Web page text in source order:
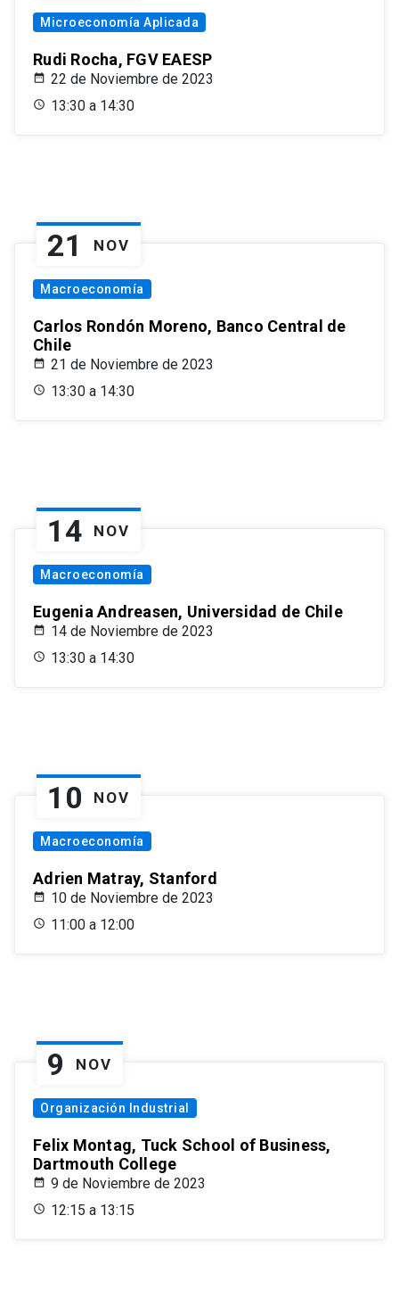
Microeconomía Aplicada
Rudi Rocha, FGV EAESP
22 de Noviembre de 2023
13:30 a 14:30
21 NOV
Macroeconomía
Carlos Rondón Moreno, Banco Central de
Chile
21 de Noviembre de 2023
13:30 a 14:30
14 NOV
Macroeconomía
Eugenia Andreasen, Universidad de Chile
14 de Noviembre de 2023
13:30 a 14:30
10 NOV
Macroeconomía
Adrien Matray, Stanford
10 de Noviembre de 2023
11:00 a 12:00
9 NOV
Organización Industrial
Felix Montag, Tuck School of Business,
Dartmouth College
9 de Noviembre de 2023
12:15 a 13:15